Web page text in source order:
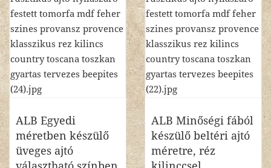
ALB Egyedi
méretben készülő
üveges ajtó
ALB Minőségi fából
készülő beltéri ajtó
méretre, réz